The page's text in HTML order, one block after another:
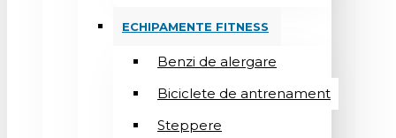
ECHIPAMENTE FITNESS
Benzi de alergare
Biciclete de antrenament
Steppere